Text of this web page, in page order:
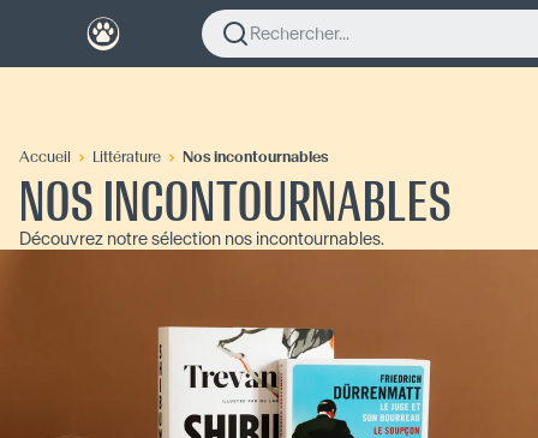
Rechercher...
Accueil Littérature Nos incontournables
NOS INCONTOURNABLES
Découvrez notre sélection nos incontournables.